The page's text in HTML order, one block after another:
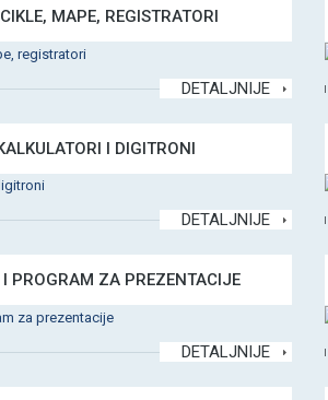
MAPE, REGISTRATORI
DETALJNIJE
I DIGITRONI
DETALJNIJE
I PROGRAM ZA PREZENTACIJE
DETALJNIJE